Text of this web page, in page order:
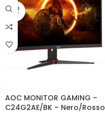
SOLD
OUT
AOC MONITOR GAMING –
C24G2AE/BK – Nero/Rosso